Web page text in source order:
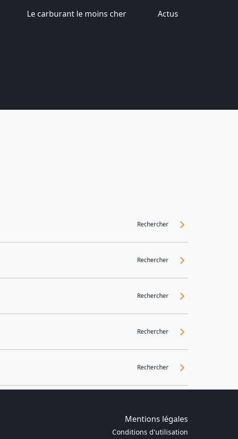
Le carburant le moins cher Actus
Rechercher
Rechercher
Rechercher
Rechercher
Rechercher
Mentions légales
Conditions d'utilisation